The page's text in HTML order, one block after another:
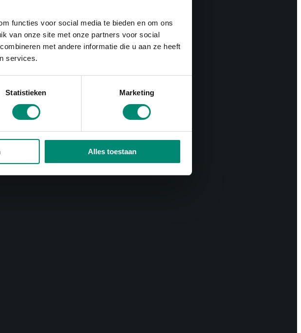
functies voor social media te bieden en om ons
van onze site met onze partners voor social
met andere informatie die u aan ze heeft
services.
Statistieken Marketing
Alles toestaan